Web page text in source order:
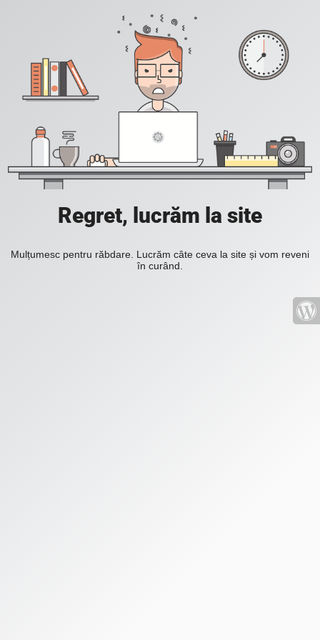
Regret, lucrăm la site
Mulțumesc pentru răbdare. Lucrăm câte ceva la site și vom reveni
în curând.